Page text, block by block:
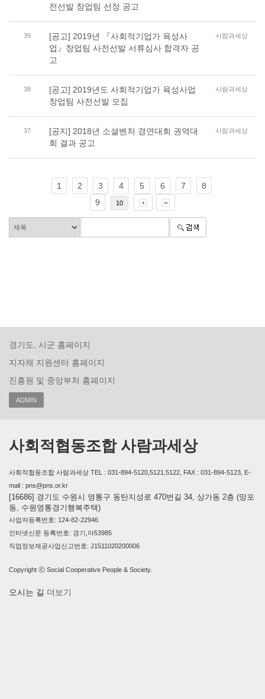
전선발 창업팀 선정 공고
39
[공고] 2019년 『사회적기업가 육성사
업』창업팀 사전선발 서류심사 합격자 공
고
사람과세상
38
[공고] 2019년도 사회적기업가 육성사업
창업팀 사전선발 모집
사람과세상
37
[공지] 2018년 소셜벤처 경연대회 권역대
회 결과 공고
사람과세상
1 2 3 4 5 6 7
8
9
10
경기도, 시군 홈페이지
지자체 지원센터 홈페이지
진흥원 및 중앙부처 홈페이지
ADMIN
사회적협동조합 사람과세상
사회적협동조합 사람과세상 TEL : 031-894-5120,5121,5122, FAX : 031-894-5123, E-
mail : pns@pns.or.kr
[16686] 경기도 수원시 영통구 동탄지성로 470번길 34, 상가동 2층 (망포
동, 수원영통경기행복주택)
사업자등록번호: 124-82-22946
인터넷신문 등록번호: 경기,아53985
직업정보제공사업신고번호: J1511020200006
Copyright ⓒ Social Cooperative People & Society.
오시는 길 더보기